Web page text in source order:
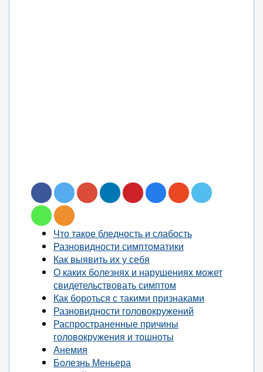
Что такое бледность и слабость
Разновидности симптоматики
Как выявить их у себя
О каких болезнях и нарушениях может
свидетельствовать симптом
Как бороться с такими признаками
Разновидности головокружений
Распространенные причины
головокружения и тошноты
Анемия
Болезнь Меньера